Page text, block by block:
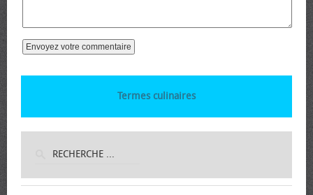
Termes culinaires